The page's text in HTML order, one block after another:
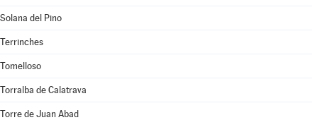
Solana del Pino
Terrinches
Tomelloso
Torralba de Calatrava
Torre de Juan Abad